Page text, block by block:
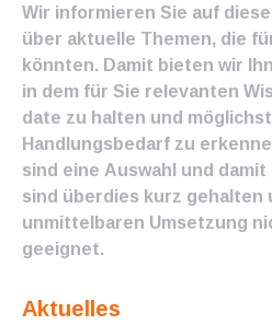
Wir informieren Sie auf
über aktuelle Themen, die
könnten. Damit bieten wir
in dem für Sie relevanten
date zu halten und
Handlungsbedarf zu
sind eine Auswahl und
sind überdies kurz gehalten
unmittelbaren Umsetzung
geeignet.
Aktuelles